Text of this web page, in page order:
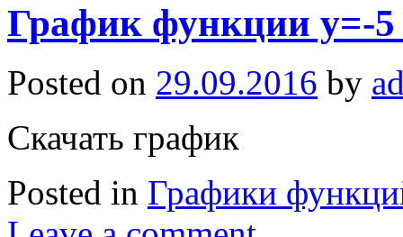
График функции y=-5
Posted on 29.09.2016 by
Скачать график
Posted in Графики